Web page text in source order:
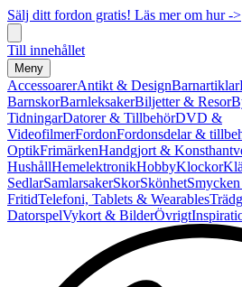
Sälj ditt fordon gratis! Läs mer om hur ->
Till innehållet
Meny
AccessoarerAntikt & DesignBarnartiklar
BarnskorBarnleksakerBiljetter & Resor
TidningarDatorer & TillbehörDVD &
VideofilmerFordonFordonsdelar &
OptikFrimärkenHandgjort &
HushållHemelektronikHobbyKlockor
SedlarSamlarsakerSkorSkönhet
FritidTelefoni, Tablets & Wearables
DatorspelVykort & BilderÖvrigt